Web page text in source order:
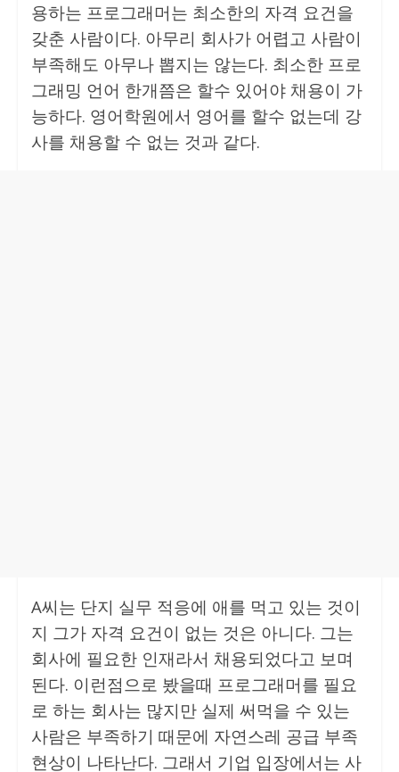
용하는 프로그래머는 최소한의 자격 요건을
갖춘 사람이다. 아무리 회사가 어렵고 사람이
부족해도 아무나 뽑지는 않는다. 최소한 프로
그래밍 언어 한개쯤은 할수 있어야 채용이 가
능하다. 영어학원에서 영어를 할수 없는데 강
사를 채용할 수 없는 것과 같다.
A씨는 단지 실무 적응에 애를 먹고 있는 것이
지 그가 자격 요건이 없는 것은 아니다. 그는
회사에 필요한 인재라서 채용되었다고 보며
된다. 이런점으로 봤을때 프로그래머를 필요
로 하는 회사는 많지만 실제 써먹을 수 있는
사람은 부족하기 때문에 자연스레 공급 부족
현상이 나타난다. 그래서 기업 입장에서는 사